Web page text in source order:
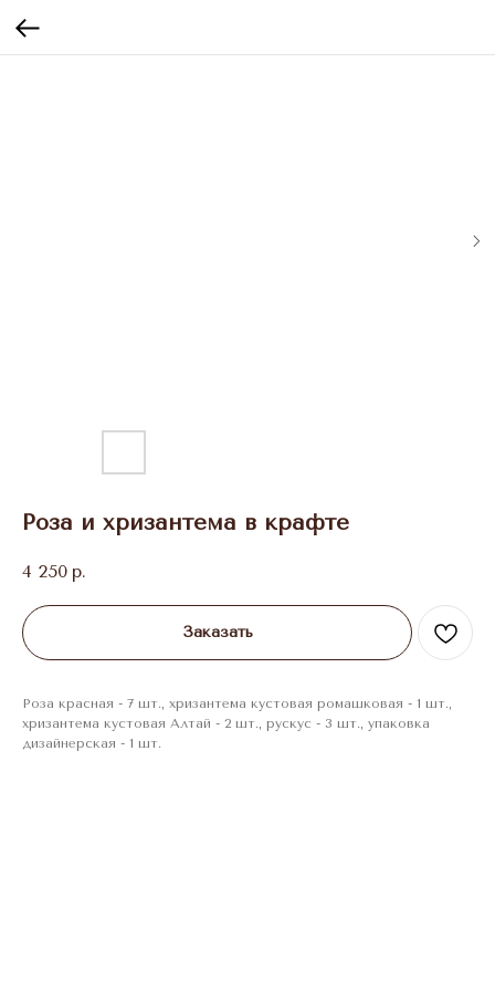
Роза и хризантема в крафте
4 250 р.
Заказать
Роза красная - 7 шт., хризантема кустовая ромашковая - 1 шт.,
хризантема кустовая Алтай - 2 шт., рускус - 3 шт., упаковка
дизайнерская - 1 шт.